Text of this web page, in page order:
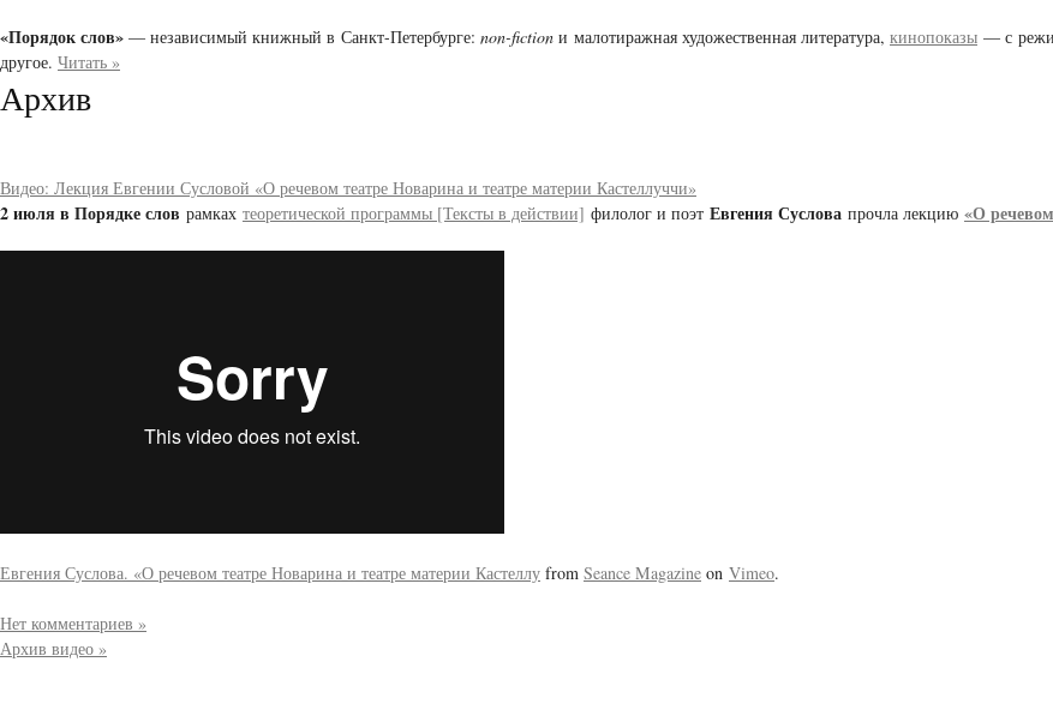
«Порядок слов» — независимый книжный в Санкт-Петербурге: non-fiction и малотиражная художественная литература, кинопоказы — с
другое. Читать »
Архив
Видео: Лекция Евгении Сусловой «О речевом театре Новарина и театре материи Кастеллуччи»
2 июля в Порядке слов рамках теоретической программы [Тексты в действии] филолог и поэт Евгения Суслова прочла лекцию «О
Евгения Суслова. «О речевом театре Новарина и театре материи Кастеллу from Seance Magazine on Vimeo.
Нет комментариев »
Архив видео »